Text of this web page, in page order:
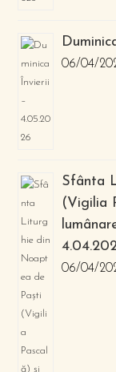
06/04/
Sfânta
(Vigilia
06/04/